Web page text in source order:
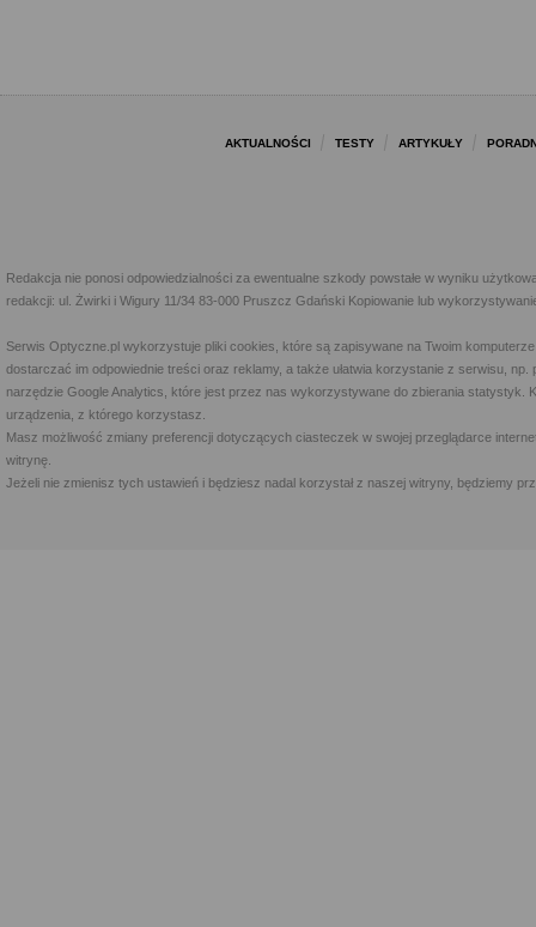
AKTUALNOŚCI TESTY ARTYKUŁY
Redakcja nie ponosi odpowiedzialności za ewentualne szkody powstałe w wyniku
redakcji: ul. Żwirki i Wigury 11/34 83-000 Pruszcz Gdański Kopiowanie lub
Serwis Optyczne.pl wykorzystuje pliki cookies, które są zapisywane na Twoim
dostarczać im odpowiednie treści oraz reklamy, a także ułatwia korzystanie z serwisu,
narzędzie Google Analytics, które jest przez nas wykorzystywane do zbierania statystyk.
urządzenia, z którego korzystasz.
Masz możliwość zmiany preferencji dotyczących ciasteczek w swojej przeglądarce
witrynę.
Jeżeli nie zmienisz tych ustawień i będziesz nadal korzystał z naszej witryny, będziemy